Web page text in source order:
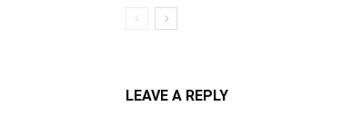
LEAVE A REPLY